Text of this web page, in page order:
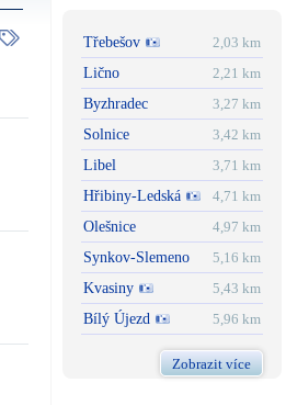
Třebešov
2,03 km
Lično
2,21 km
Byzhradec
3,27 km
Solnice
3,42 km
Libel
3,71 km
Hřibiny-Ledská
4,71 km
Olešnice
4,97 km
Synkov-Slemeno
5,16 km
Kvasiny
5,43 km
Bílý Újezd
5,96 km
Zobrazit více